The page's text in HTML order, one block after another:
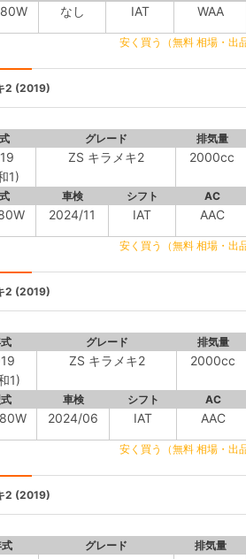
なし IAT WAA
安く買う（無料 相場・出
2 (2019)
グレード 排気量
1)
ZS キラメキ2 2000cc
車検 シフト AC
2024/11 IAT AAC
安く買う（無料 相場・出
2 (2019)
グレード 排気量
1)
ZS キラメキ2 2000cc
車検 シフト AC
2024/06 IAT AAC
安く買う（無料 相場・出
2 (2019)
グレード 排気量